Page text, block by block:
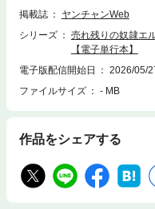
掲載誌
ヤンチャンWeb
シリーズ
売れ残りの奴隷エ
【電子単行本】
電子版配信開始日
2026/05/
ファイルサイズ
- MB
作品をシェアする